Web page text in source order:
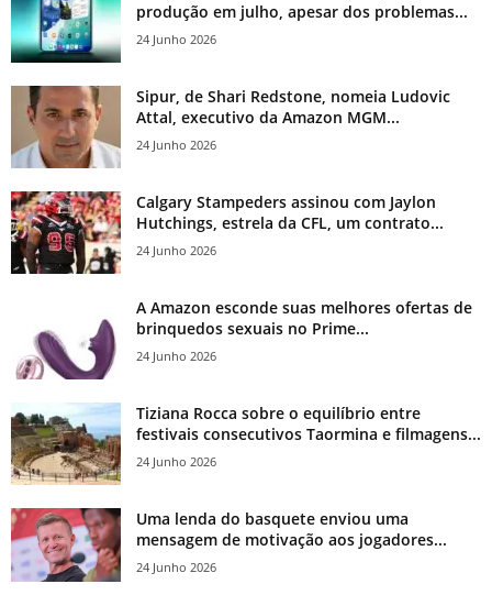
produção em julho, apesar dos problemas...
24 Junho 2026
Sipur, de Shari Redstone, nomeia Ludovic
Attal, executivo da Amazon MGM...
24 Junho 2026
Calgary Stampeders assinou com Jaylon
Hutchings, estrela da CFL, um contrato...
24 Junho 2026
A Amazon esconde suas melhores ofertas de
brinquedos sexuais no Prime...
24 Junho 2026
Tiziana Rocca sobre o equilíbrio entre
festivais consecutivos Taormina e filmagens...
24 Junho 2026
Uma lenda do basquete enviou uma
mensagem de motivação aos jogadores...
24 Junho 2026